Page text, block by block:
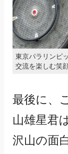
東京パラリンピ
交流を楽しむ笑
最後に、
山雄星君
沢山の面